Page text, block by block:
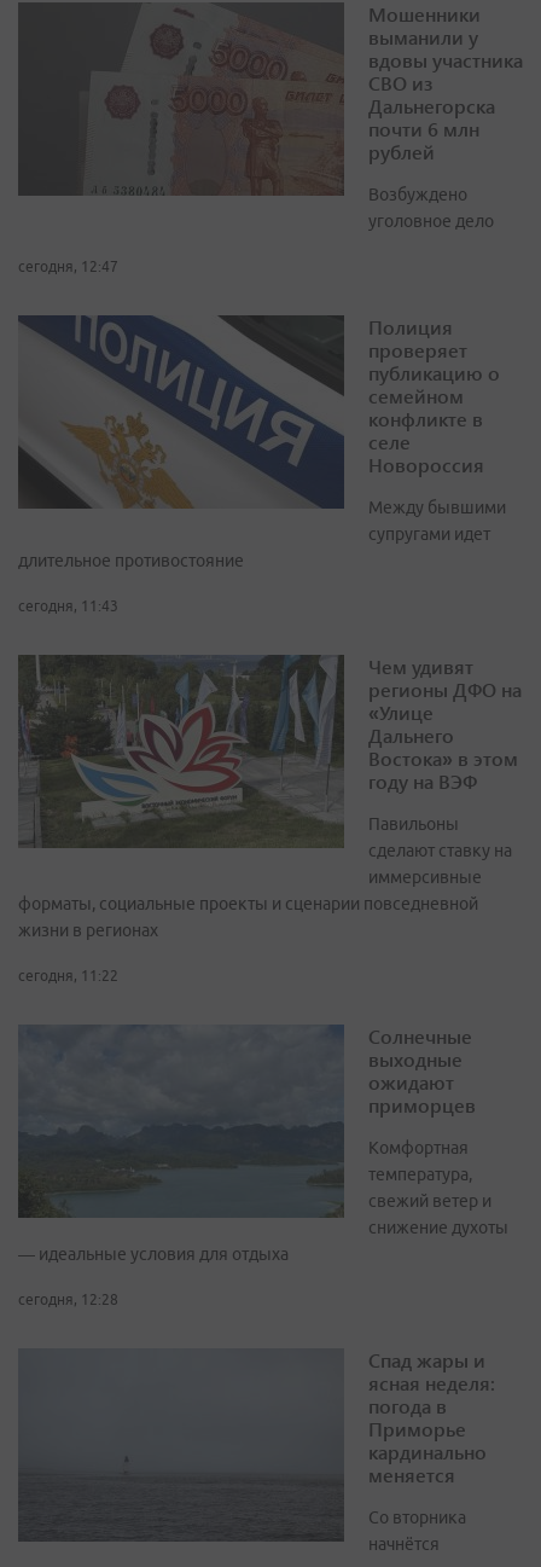
Мошенники
выманили у
вдовы участника
СВО из
Дальнегорска
почти 6 млн
рублей
Возбуждено
уголовное дело
сегодня, 12:47
Полиция
проверяет
публикацию о
семейном
конфликте в
селе
Новороссия
Между бывшими
супругами идет
длительное противостояние
сегодня, 11:43
Чем удивят
регионы ДФО на
«Улице
Дальнего
Востока» в этом
году на ВЭФ
Павильоны
сделают ставку на
иммерсивные
форматы, социальные проекты и сценарии повседневной
жизни в регионах
сегодня, 11:22
Солнечные
выходные
ожидают
приморцев
Комфортная
температура,
свежий ветер и
снижение духоты
— идеальные условия для отдыха
сегодня, 12:28
Спад жары и
ясная неделя:
погода в
Приморье
кардинально
меняется
Со вторника
начнётся